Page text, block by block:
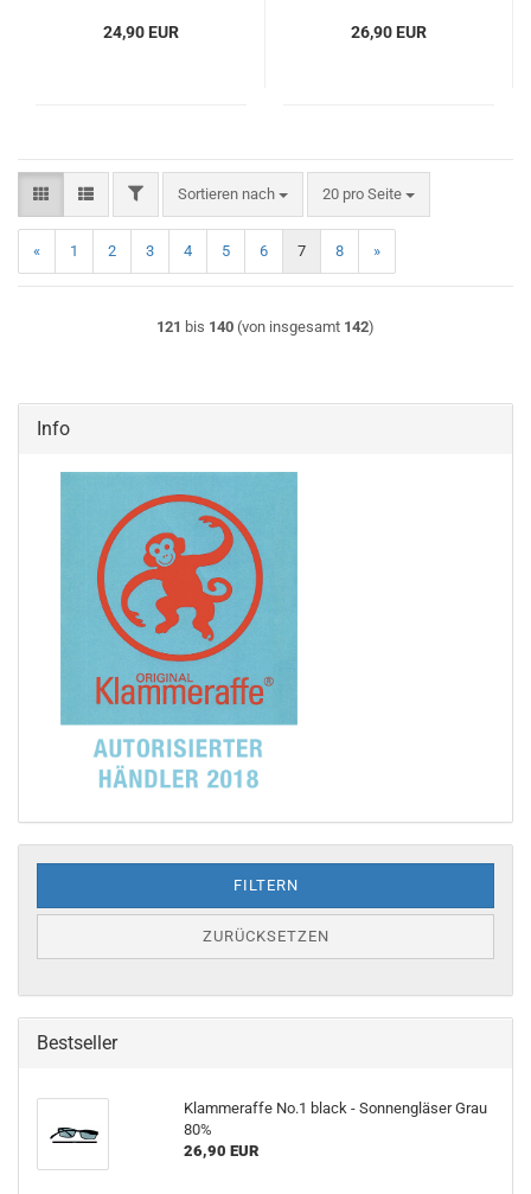
24,90 EUR 26,90 EUR
FILTERSortieren nach
Sortieren nach 20 pro Seite
pro Seite
« 1 2 3 4 5 6 7 8 »
121 bis 140 (von insgesamt 142)
Info
FILTERN
ZURÜCKSETZEN
Bestseller
Klammeraffe No.1 black - Sonnengläser Grau
80%
26,90 EUR